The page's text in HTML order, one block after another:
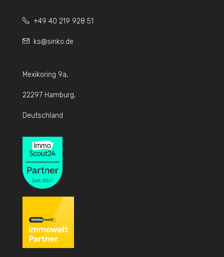
+49 40 219 928 51
ks@sinko.de
Mexikoring 9a,
22297 Hamburg,
Deutschland